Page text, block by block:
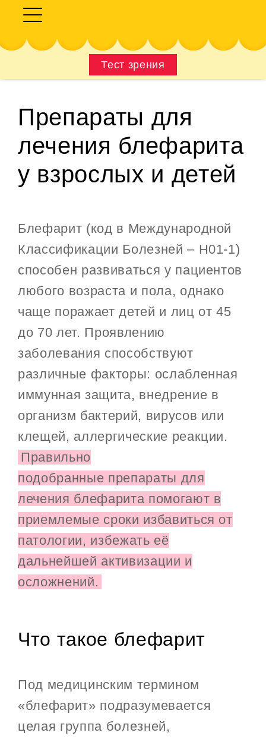
Тест зрения
Препараты для
лечения блефарита
у взрослых и детей
Блефарит (код в Международной
Классификации Болезней – H01-1)
способен развиваться у пациентов
любого возраста и пола, однако
чаще поражает детей и лиц от 45
до 70 лет. Проявлению
заболевания способствуют
различные факторы: ослабленная
иммунная защита, внедрение в
организм бактерий, вирусов или
клещей, аллергические реакции.
Правильно
подобранные препараты для
лечения блефарита помогают в
приемлемые сроки избавиться от
патологии, избежать её
дальнейшей активизации и
осложнений.
Что такое блефарит
Под медицинским термином
«блефарит» подразумевается
целая группа болезней,